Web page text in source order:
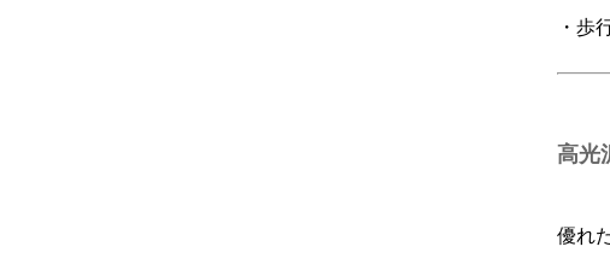
・歩
高光
優れ